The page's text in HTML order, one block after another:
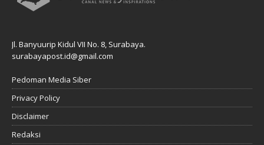
Jl. Banyuurip Kidul VII No. 8, Surabaya.
surabayapost.id@gmail.com
Pedoman Media Siber
Privacy Policy
Disclaimer
Redaksi